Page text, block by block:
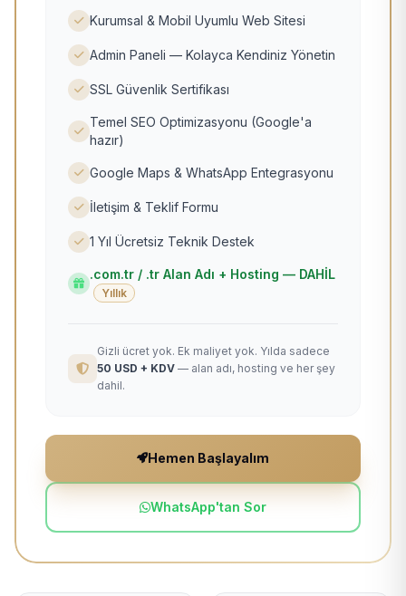
Kurumsal & Mobil Uyumlu Web Sitesi
Admin Paneli — Kolayca Kendiniz Yönetin
SSL Güvenlik Sertifikası
Temel SEO Optimizasyonu (Google'a
hazır)
Google Maps & WhatsApp Entegrasyonu
İletişim & Teklif Formu
1 Yıl Ücretsiz Teknik Destek
.com.tr / .tr Alan Adı + Hosting — DAHİL
Yıllık
Gizli ücret yok. Ek maliyet yok. Yılda sadece
50 USD + KDV — alan adı, hosting ve her şey
dahil.
Hemen Başlayalım
WhatsApp'tan Sor